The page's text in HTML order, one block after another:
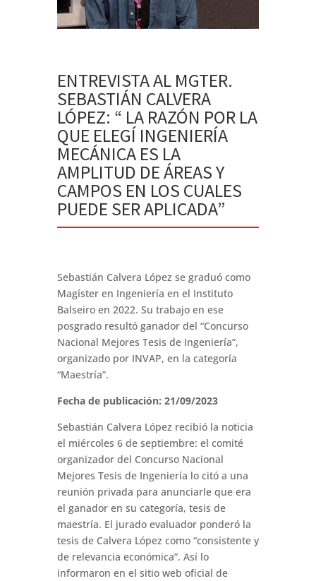
ENTREVISTA AL MGTER.
SEBASTIÁN CALVERA
LÓPEZ: “ LA RAZÓN POR LA
QUE ELEGÍ INGENIERÍA
MECÁNICA ES LA
AMPLITUD DE ÁREAS Y
CAMPOS EN LOS CUALES
PUEDE SER APLICADA”
Sebastián Calvera López se graduó como
Magíster en Ingeniería en el Instituto
Balseiro en 2022. Su trabajo en ese
posgrado resultó ganador del “Concurso
Nacional Mejores Tesis de Ingeniería”,
organizado por INVAP, en la categoría
“Maestría”.
Fecha de publicación: 21/09/2023
Sebastián Calvera López recibió la noticia
el miércoles 6 de septiembre: el comité
organizador del Concurso Nacional
Mejores Tesis de Ingeniería lo citó a una
reunión privada para anunciarle que era
el ganador en su categoría, tesis de
maestría. El jurado evaluador ponderó la
tesis de Calvera López como “consistente y
de relevancia económica”. Así lo
informaron en el sitio web oficial de